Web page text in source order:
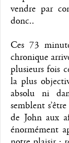
vendre par
donc..
Ces 73
chronique
plusieurs fois
la plus
absolu ni
semblent
de John aux
énormément